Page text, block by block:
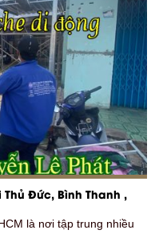
Đức, Bình Thanh ,
là nơi tập trung nhiều